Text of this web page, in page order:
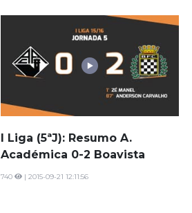
I Liga (5ªJ): Resumo A.
Académica 0-2 Boavista
740 | 2015-09-21 12:11:56